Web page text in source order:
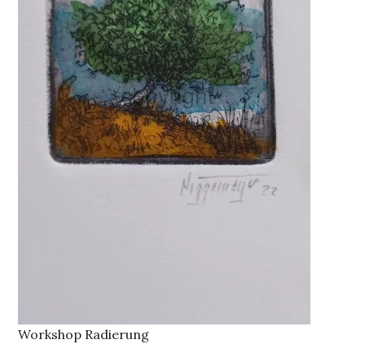
Workshop Radierung